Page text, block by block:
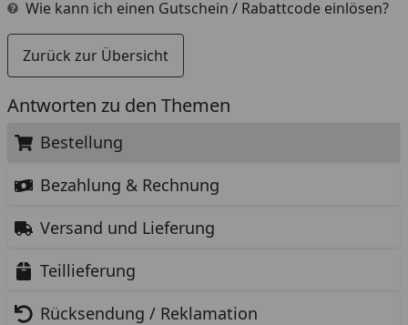
Antworten zu den Themen
Bestellung
Bezahlung & Rechnung
Versand und Lieferung
Teillieferung
Rücksendung / Reklamation
Wie kann ich einen Gutschein / Rabattcode einlösen?
Zurück zur Übersicht